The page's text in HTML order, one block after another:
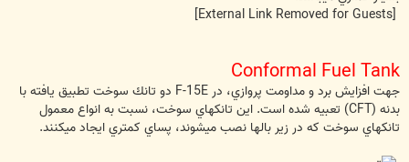
Conformal Fuel Tank
جهت افزايش برد و مداومت پروازي، در F-15E دو تانك سوخت تطبيق يافته با
بدنه (CFT) تعبيه شده است. اين تانكهاي سوخت، نسبت به انواع معمول
تانكهاي سوخت كه در زير بالها نصب مي‎شوند، پساي كمتري ايجاد مي‏كنند.